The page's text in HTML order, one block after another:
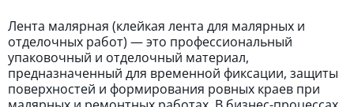
Лента малярная (клейкая лента для малярных и
отделочных работ) — это профессиональный
упаковочный и отделочный материал,
предназначенный для временной фиксации, защиты
поверхностей и формирования ровных краев при